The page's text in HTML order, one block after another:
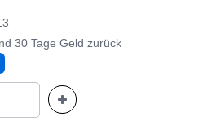
30 Tage Geld zurück